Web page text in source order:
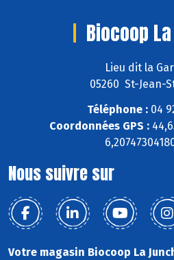
Biocoop
Lieu dit la
05260 St-Jean-
Téléphone : 04
Coordonnées GPS :
Nous suivre sur
Votre magasin Biocoop La